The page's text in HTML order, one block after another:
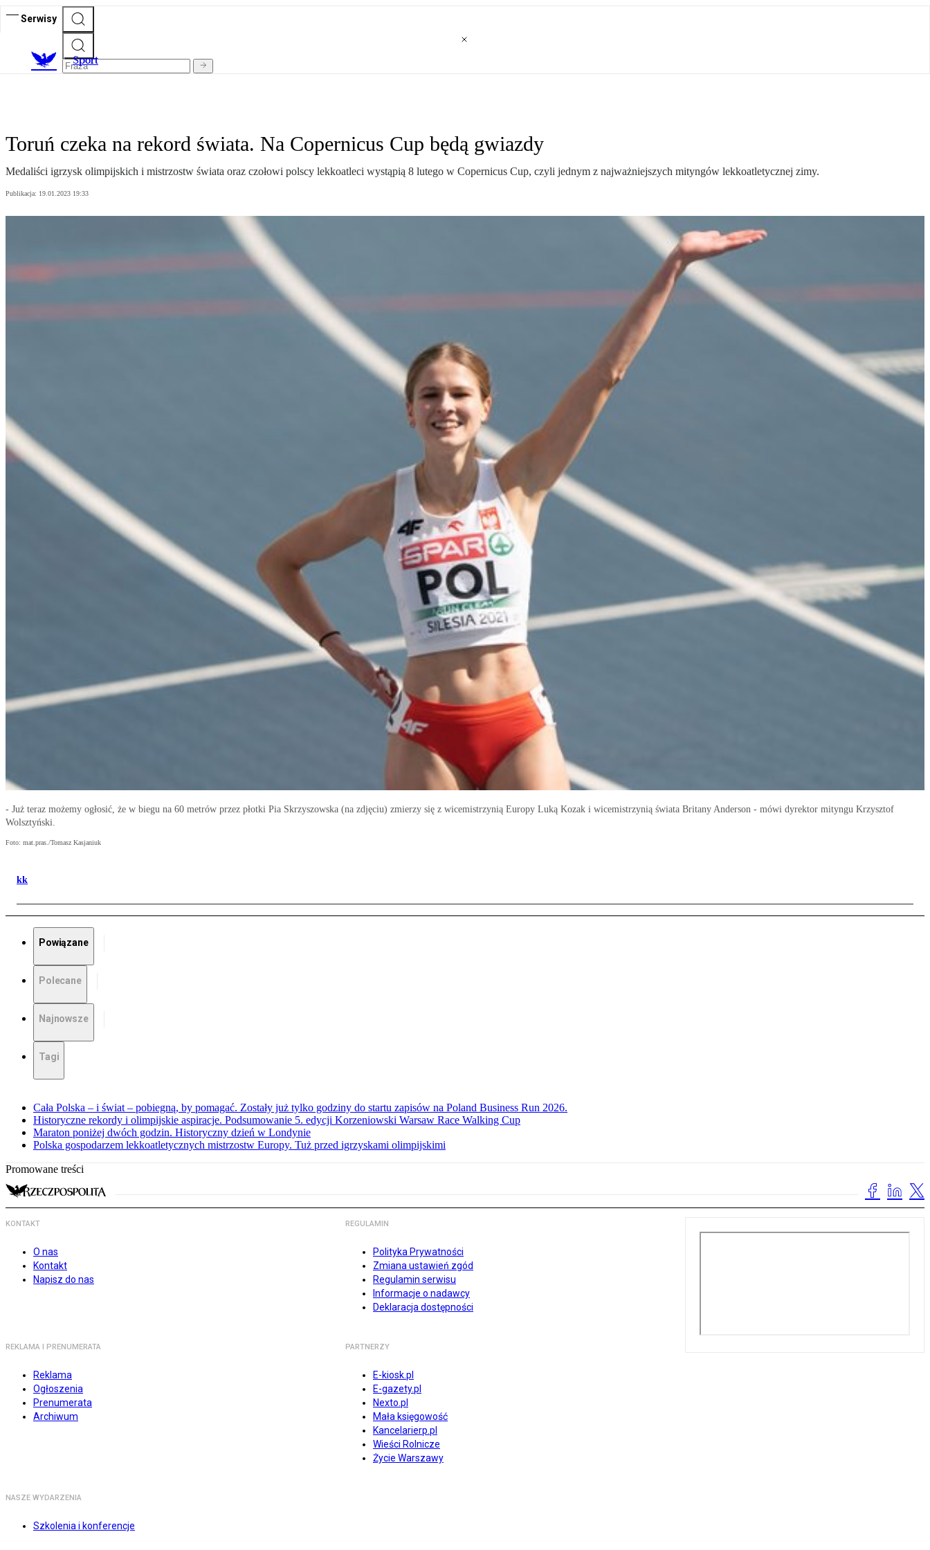
Serwisy
Sport
Toruń czeka na rekord świata. Na Copernicus Cup będą gwiazdy
Medaliści igrzysk olimpijskich i mistrzostw świata oraz czołowi polscy lekkoatleci wystąpią 8 lutego w Copernicus Cup, czyli jednym z najważniejszych mityngów lekkoatletycznej zimy.
Publikacja: 19.01.2023 19:33
- Już teraz możemy ogłosić, że w biegu na 60 metrów przez płotki Pia Skrzyszowska (na zdjęciu) zmierzy się z wicemistrzynią Europy Luką Kozak i wicemistrzynią świata Britany Anderson - mówi dyrektor mityngu Krzysztof
Wolsztyński.
Foto: mat.pras./Tomasz Kasjaniuk
kk
Powiązane
Polecane
Najnowsze
Tagi
Cała Polska – i świat – pobiegną, by pomagać. Zostały już tylko godziny do startu zapisów na Poland Business Run 2026.
Historyczne rekordy i olimpijskie aspiracje. Podsumowanie 5. edycji Korzeniowski Warsaw Race Walking Cup
Maraton poniżej dwóch godzin. Historyczny dzień w Londynie
Polska gospodarzem lekkoatletycznych mistrzostw Europy. Tuż przed igrzyskami olimpijskimi
Promowane treści
KONTAKT
O nas
Kontakt
Napisz do nas
REGULAMIN
Polityka Prywatności
Zmiana ustawień zgód
Regulamin serwisu
Informacje o nadawcy
Deklaracja dostępności
REKLAMA I PRENUMERATA
Reklama
Ogłoszenia
Prenumerata
Archiwum
PARTNERZY
E-kiosk.pl
E-gazety.pl
Nexto.pl
Mała księgowość
Kancelarierp.pl
Wieści Rolnicze
Życie Warszawy
NASZE WYDARZENIA
Szkolenia i konferencje